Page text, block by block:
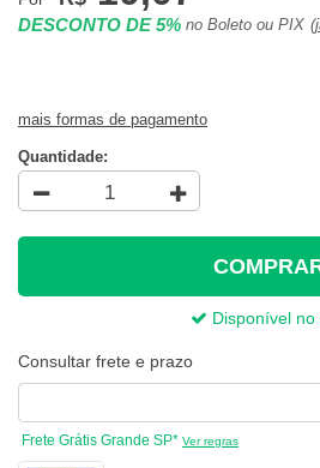
DESCONTO DE 5% no Boleto ou PIX
mais formas de pagamento
Quantidade:
Disponível no
Consultar frete e prazo
Frete Grátis Grande SP* Ver regras